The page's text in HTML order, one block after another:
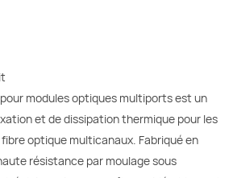
modules optiques multiports est un
et de dissipation thermique pour les
optique multicanaux. Fabriqué en
résistance par moulage sous